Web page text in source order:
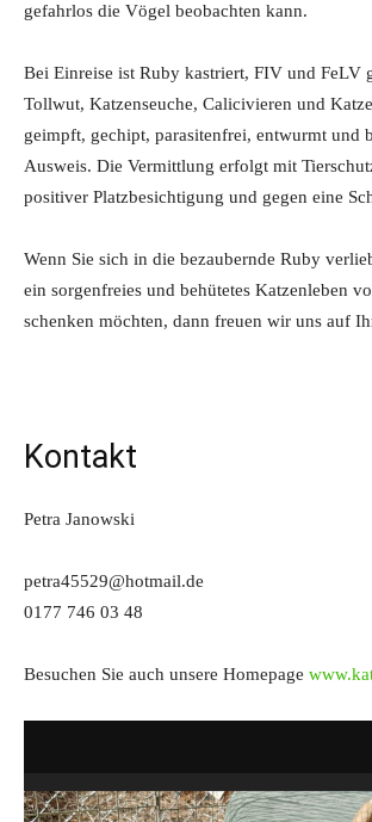
gefahrlos die Vögel beobachten kann.
Bei Einreise ist Ruby kastriert, FIV und FeLV
Tollwut, Katzenseuche, Calicivieren und
geimpft, gechipt, parasitenfrei, entwurmt und
Ausweis. Die Vermittlung erfolgt mit
positiver Platzbesichtigung und gegen eine
Wenn Sie sich in die bezaubernde Ruby
ein sorgenfreies und behütetes Katzenleben
schenken möchten, dann freuen wir uns auf
Kontakt
Petra Janowski
petra45529@hotmail.de
0177 746 03 48
Besuchen Sie auch unsere Homepage